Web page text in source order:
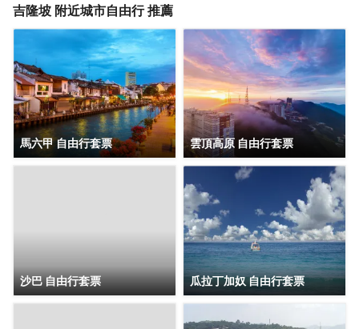
自己的房間舒適的用餐，酒店可提供客房服務。若是覺得酒
的香蘭葉蛋奶煎糕、Nobu（日本料理）的Black Cod With
Miso和Restoran Rebung Chef Ismail（東南亞菜）的亞參叻
沙或許能勾起您的食慾。酒店種類繁多的休閒設施能為每一
位下榻於此的您創造多元化的休閒空間，這其中包括按摩室
和室外泳池。酒店的會議廳將熱情的服務與專業的素質完美
地結合在一起。客人如需兌換貨幣，酒店會為您提供外幣兌
換服務。
吉隆坡 附近城市自由行 推薦
馬六甲 自由行套票 雲頂高原 自由行套票
沙巴 自由行套票 瓜拉丁加奴 自由行套票